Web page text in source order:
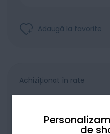
de
Adaugă la favorite
Achiziționat în rate